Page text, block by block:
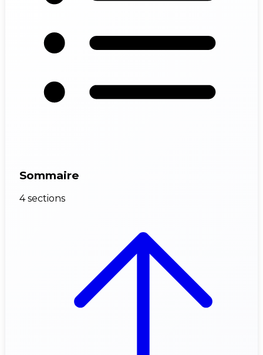
Sommaire
4 sections